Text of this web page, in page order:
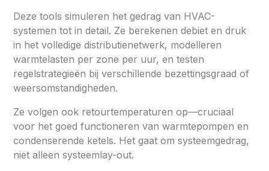
Deze tools simuleren het gedrag van HVAC-
systemen tot in detail. Ze berekenen debiet en druk
in het volledige distributienetwerk, modelleren
warmtelasten per zone per uur, en testen
regelstrategieën bij verschillende bezettingsgraad of
weersomstandigheden.
Ze volgen ook retourtemperaturen op—cruciaal
voor het goed functioneren van warmtepompen en
condenserende ketels. Het gaat om systeemgedrag,
niet alleen systeemlay-out.